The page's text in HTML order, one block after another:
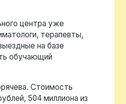
центра уже
терапевты,
на базе
обучающий
Стоимость
504 миллиона из